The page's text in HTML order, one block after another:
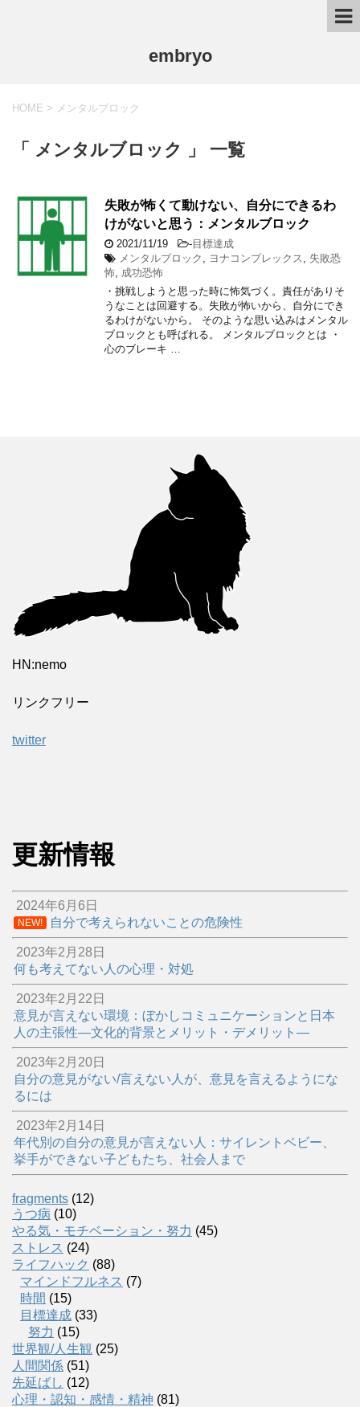
embryo
HOME > メンタルブロック
「 メンタルブロック 」 一覧
失敗が怖くて動けない、自分にできるわ
けがないと思う：メンタルブロック
2021/11/19 -目標達成
メンタルブロック
ヨナコンプレックス
失敗恐
怖 成功恐怖
・挑戦しようと思った時に怖気づく。責任がありそ
うなことは回避する。失敗が怖いから、自分にでき
るわけがないから。 そのような思い込みはメンタル
ブロックとも呼ばれる。 メンタルブロックとは ・
心のブレーキ …
HN:nemo
リンクフリー
twitter
更新情報
2024年6月6日
NEW! 自分で考えられないことの危険性
2023年2月28日
何も考えてない人の心理・対処
2023年2月22日
意見が言えない環境：ぼかしコミュニケーションと日本
人の主張性―文化的背景とメリット・デメリット―
2023年2月20日
自分の意見がない/言えない人が、意見を言えるようにな
るには
2023年2月14日
年代別の自分の意見が言えない人：サイレントベビー、
挙手ができない子どもたち、社会人まで
fragments (12)
うつ病 (10)
やる気・モチベーション・努力 (45)
ストレス (24)
ライフハック (88)
マインドフルネス (7)
時間 (15)
目標達成 (33)
努力 (15)
世界観/人生観 (25)
人間関係 (51)
先延ばし (12)
心理・認知・感情・精神 (81)